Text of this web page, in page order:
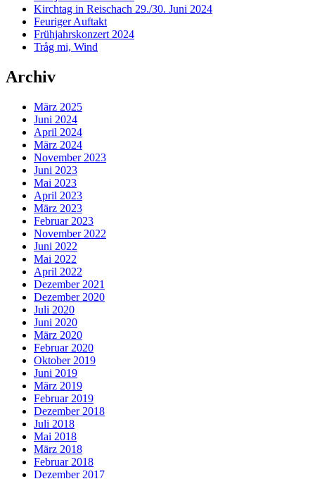
Kirchtag in Reischach 29./30. Juni 2024
Feuriger Auftakt
Frühjahrskonzert 2024
Tråg mi, Wind
Archiv
März 2025
Juni 2024
April 2024
März 2024
November 2023
Juni 2023
Mai 2023
April 2023
März 2023
Februar 2023
November 2022
Juni 2022
Mai 2022
April 2022
Dezember 2021
Dezember 2020
Juli 2020
Juni 2020
März 2020
Februar 2020
Oktober 2019
Juni 2019
März 2019
Februar 2019
Dezember 2018
Juli 2018
Mai 2018
März 2018
Februar 2018
Dezember 2017